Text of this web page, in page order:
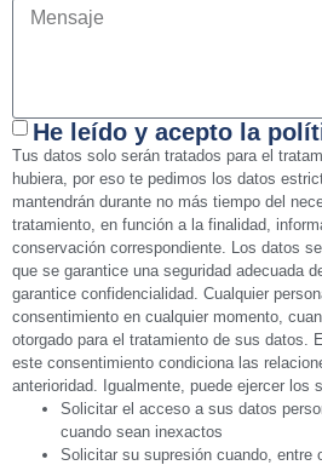
He leído y acepto la
Tus datos solo serán tratados para el
hubiera, por eso te pedimos los datos
mantendrán durante no más tiempo del
tratamiento, en función a la finalidad,
conservación correspondiente. Los datos
que se garantice una seguridad adecuada
garantice confidencialidad. Cualquier
consentimiento en cualquier momento,
otorgado para el tratamiento de sus datos.
este consentimiento condiciona las
anterioridad. Igualmente, puede ejercer los
Solicitar el acceso a sus datos
cuando sean inexactos
Solicitar su supresión cuando,